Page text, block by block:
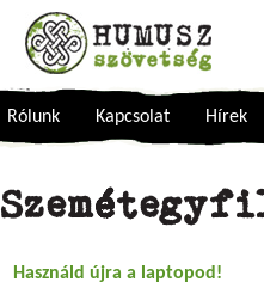
Rólunk Kapcsolat Hírek
Használd újra a laptopod!